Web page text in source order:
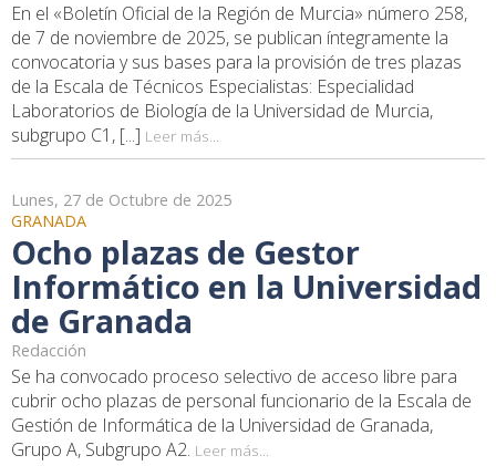
En el «Boletín Oficial de la Región de Murcia» número 258,
de 7 de noviembre de 2025, se publican íntegramente la
convocatoria y sus bases para la provisión de tres plazas
de la Escala de Técnicos Especialistas: Especialidad
Laboratorios de Biología de la Universidad de Murcia,
subgrupo C1, [...] Leer más...
Lunes, 27 de Octubre de 2025
GRANADA
Ocho plazas de Gestor
Informático en la Universidad
de Granada
Redacción
Se ha convocado proceso selectivo de acceso libre para
cubrir ocho plazas de personal funcionario de la Escala de
Gestión de Informática de la Universidad de Granada,
Grupo A, Subgrupo A2. Leer más...